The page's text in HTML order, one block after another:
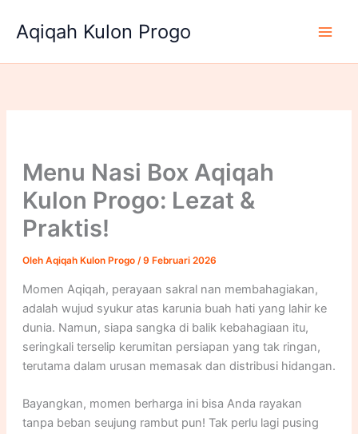
konten
Aqiqah Kulon Progo
Menu Nasi Box Aqiqah
Kulon Progo: Lezat &
Praktis!
Oleh Aqiqah Kulon Progo /9 Februari 2026
Momen Aqiqah, perayaan sakral nan membahagiakan,
adalah wujud syukur atas karunia buah hati yang lahir ke
dunia. Namun, siapa sangka di balik kebahagiaan itu,
seringkali terselip kerumitan persiapan yang tak ringan,
terutama dalam urusan memasak dan distribusi hidangan.
Bayangkan, momen berharga ini bisa Anda rayakan
tanpa beban seujung rambut pun! Tak perlu lagi pusing